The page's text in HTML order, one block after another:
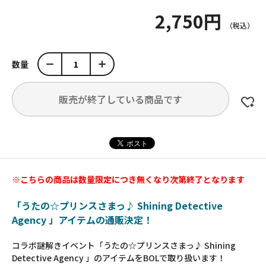
2,750円
数量
販売が終了している商品です
※こちらの商品は数量限定につき無くなり次第終了となります
「うたの☆プリンスさまっ♪ Shining Detective
Agency 」アイテムの通販決定！
コラボ謎解きイベント「うたの☆プリンスさまっ♪ Shining
Detective Agency 」のアイテムをBOLで取り扱います！